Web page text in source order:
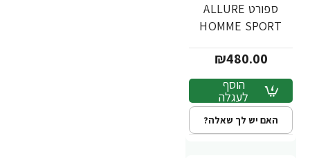
ספורט ALLURE
HOMME SPORT
מבית Chanel
₪480.00
הוסף
לעגלה
האם יש לך שאלה?